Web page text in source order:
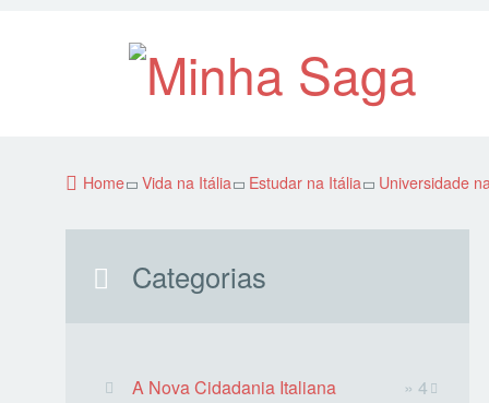
Home Vida na Itália Estudar na Itália Universidade
Categorias
A Nova Cidadania Italiana
» 4